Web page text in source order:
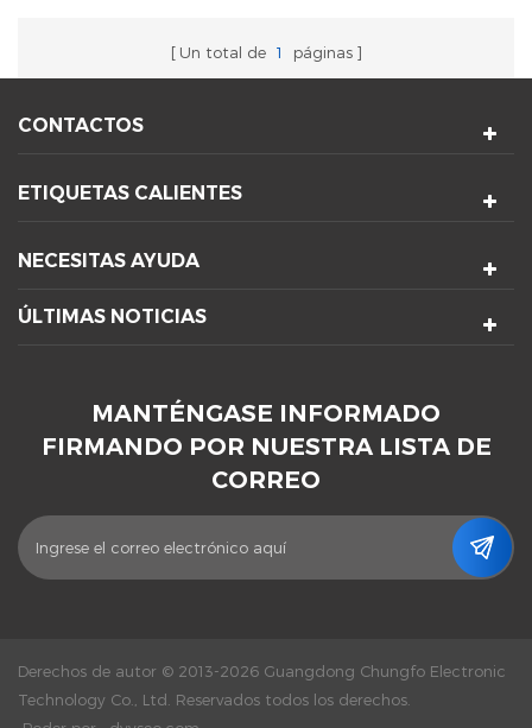
Un total de 1 páginas
CONTACTOS
ETIQUETAS CALIENTES
NECESITAS AYUDA
ÚLTIMAS NOTICIAS
MANTÉNGASE INFORMADO
FIRMANDO POR NUESTRA LISTA DE
CORREO
Derechos de autor © 2013-2026 Guangdong Chungfo Electronic
Technology Co., Ltd. Reservados todos los derechos.